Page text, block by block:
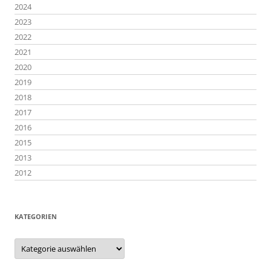
2024
2023
2022
2021
2020
2019
2018
2017
2016
2015
2013
2012
KATEGORIEN
Kategorien